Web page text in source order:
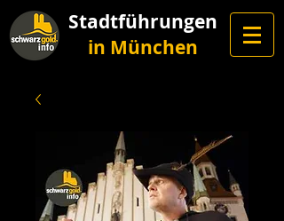
Stadtführungen
in München